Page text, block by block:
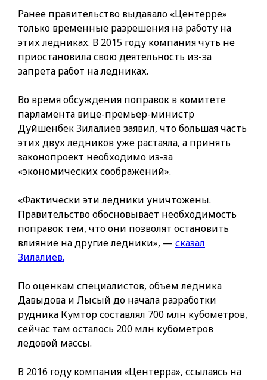
Ранее правительство выдавало «Центерре»
только временные разрешения на работу на
этих ледниках. В 2015 году компания чуть не
приостановила свою деятельность из-за
запрета работ на ледниках.
Во время обсуждения поправок в комитете
парламента вице-премьер-министр
Дуйшенбек Зилалиев заявил, что большая часть
этих двух ледников уже растаяла, а принять
законопроект необходимо из-за
«экономических соображений».
«Фактически эти ледники уничтожены.
Правительство обосновывает необходимость
поправок тем, что они позволят остановить
влияние на другие ледники», — сказал
Зилалиев.
По оценкам специалистов, объем ледника
Давыдова и Лысый до начала разработки
рудника Кумтор составлял 700 млн кубометров,
сейчас там осталось 200 млн кубометров
ледовой массы.
В 2016 году компания «Центерра», ссылаясь на